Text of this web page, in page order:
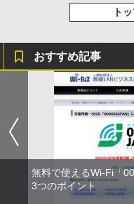
ト
おすすめ記事
無料で使えるWi-Fi「
3つのポイント